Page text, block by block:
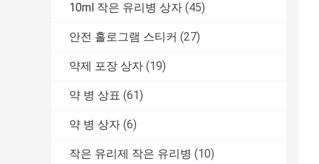
10ml 작은 유리병 상자 (45)
안전 홀로그램 스티커 (27)
약제 포장 상자 (19)
약 병 상표 (61)
약 병 상자 (6)
작은 유리제 작은 유리병 (10)